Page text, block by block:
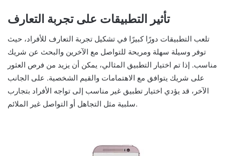
تأثير التطبيقات على تجربة التعارف
تلعب التطبيقات دورًا كبيرًا في تشكيل تجربة التعارف للأفراد، حيث
توفر وسيلة سهلة ومريحة للتواصل مع الآخرين والبحث عن شريك
مناسب. إذا تم اختيار التطبيق المثالي، يمكن أن يزيد من فرص العثور
على شريك يتوافق مع الاهتمامات والقيم الشخصية. على الجانب
الآخر، قد يؤدي اختيار تطبيق غير مناسب إلى تواجه الأفراد بتجارب
سلبية مثل التجاهل أو التواصل غير الملائم.